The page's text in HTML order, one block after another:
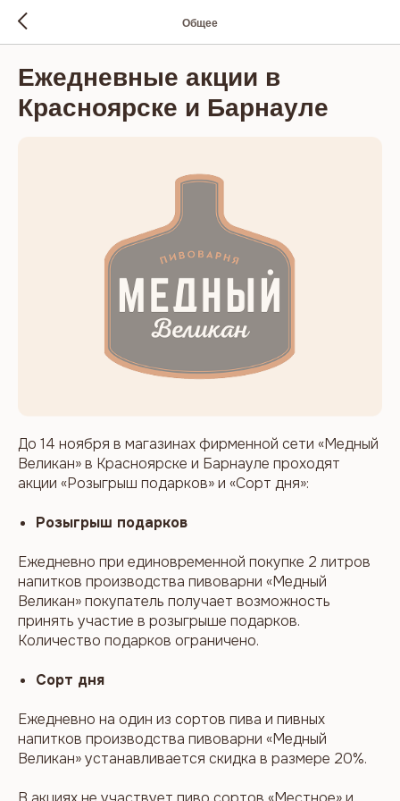
Общее
Ежедневные акции в
Красноярске и Барнауле
До 14 ноября в магазинах фирменной сети «Медный
Великан» в Красноярске и Барнауле проходят
акции «Розыгрыш подарков» и «Сорт дня»:
Розыгрыш подарков
Ежедневно при единовременной покупке 2 литров
напитков производства пивоварни «Медный
Великан» покупатель получает возможность
принять участие в розыгрыше подарков.
Количество подарков ограничено.
Сорт дня
Ежедневно на один из сортов пива и пивных
напитков производства пивоварни «Медный
Великан» устанавливается скидка в размере 20%.